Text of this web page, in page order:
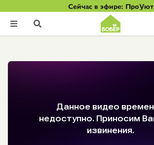
Сейчас в эфире: ПроУют
 